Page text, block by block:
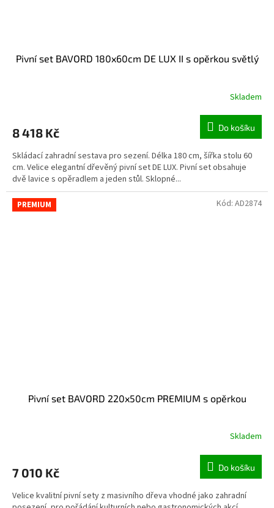
Pivní set BAVORD 180x60cm DE LUX II s opěrkou světlý
Skladem
8 418 Kč Do košíku
Skládací zahradní sestava pro sezení. Délka 180 cm, šířka stolu 60
cm. Velice elegantní dřevěný pivní set DE LUX. Pivní set obsahuje
dvě lavice s opěradlem a jeden stůl. Sklopné...
PREMIUM
Pivní set BAVORD 220x50cm PREMIUM s opěrkou
Skladem
7 010 Kč Do košíku
Velice kvalitní pivní sety z masivního dřeva vhodné jako zahradní
Kód: AD2874